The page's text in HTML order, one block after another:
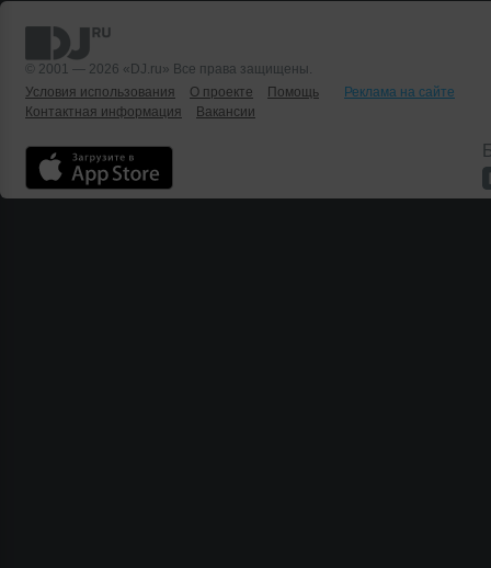
© 2001 — 2026 «DJ.ru» Все права защищены.
Условия использования
О проекте Помощь
Реклама на сайте
Контактная информация
Вакансии